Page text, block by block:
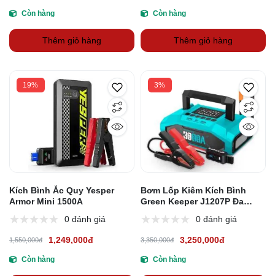
Còn hàng
Thêm giỏ hàng
Còn hàng
Thêm giỏ hàng
19%
Kích Bình Ắc Quy Yesper
Armor Mini 1500A
0 đánh giá
1,550,000đ 1,249,000đ
Còn hàng
3%
Bơm Lốp Kiêm Kích Bình
Green Keeper J1207P Đa
0 đánh giá
3,350,000đ 3,250,000đ
Còn hàng